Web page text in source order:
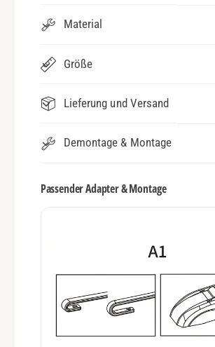
Material
Größe
Lieferung und Versand
Demontage & Montage
Passender Adapter & Montage